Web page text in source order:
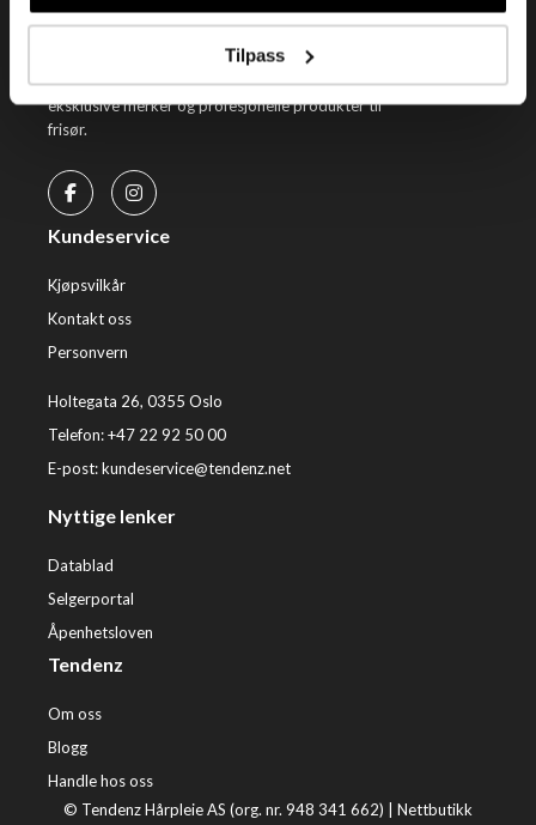
Tilpass
Tendenz Hårpleie AS er en solid totalleverandør av
eksklusive merker og profesjonelle produkter til
frisør.
Kundeservice
Kjøpsvilkår
Kontakt oss
Personvern
Holtegata 26, 0355 Oslo
Telefon: +47 22 92 50 00
E-post:kundeservice@tendenz.net
Nyttige lenker
Datablad
Selgerportal
Åpenhetsloven
Tendenz
Om oss
Blogg
Handle hos oss
© Tendenz Hårpleie AS (org. nr. 948 341 662) | Nettbutikk